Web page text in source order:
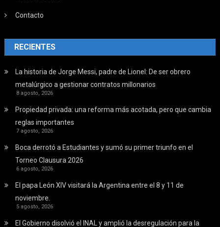
Contacto
RECIENTES
La historia de Jorge Messi, padre de Lionel: De ser obrero
metalúrgico a gestionar contratos millonarios
8 agosto, 2026
Propiedad privada: una reforma más acotada, pero que cambia
reglas importantes
7 agosto, 2026
Boca derrotó a Estudiantes y sumó su primer triunfo en el
Torneo Clausura 2026
6 agosto, 2026
El papa León XIV visitará la Argentina entre el 8 y 11 de
noviembre.
5 agosto, 2026
El Gobierno disolvió el INAL y amplió la desregulación para la